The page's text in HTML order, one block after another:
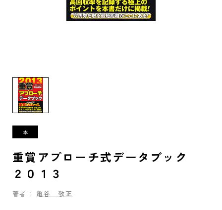
重賞アプローチ式データブック
２０１３
著者： 亀谷 敬正